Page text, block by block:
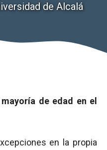
de Alcalá
de edad en el
en la propia